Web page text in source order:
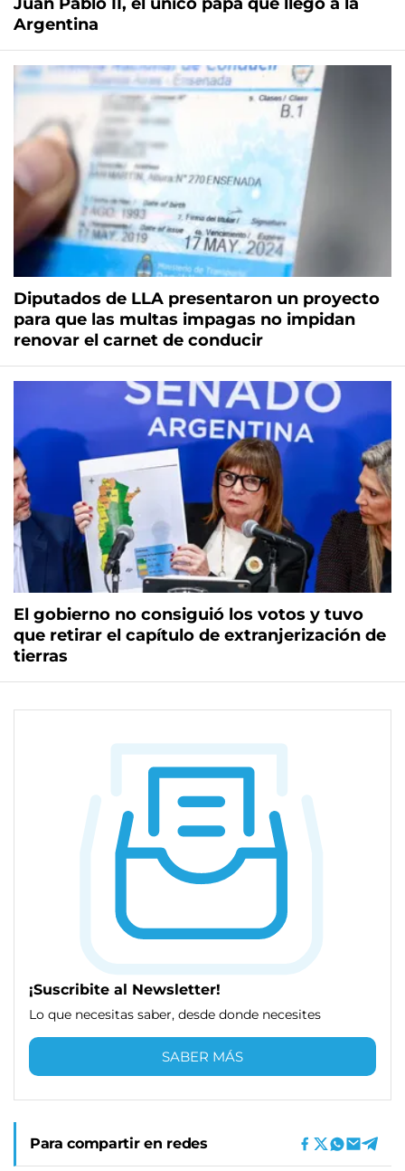
Argentina
Diputados de LLA presentaron un proyecto
para que las multas impagas no impidan
renovar el carnet de conducir
El gobierno no consiguió los votos y tuvo
que retirar el capítulo de extranjerización de
tierras
¡Suscribite al Newsletter!
Lo que necesitas saber, desde donde necesites
SABER MÁS
Para compartir en redes